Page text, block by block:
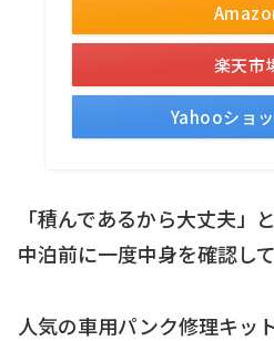
楽天市
Yahooショ
「積んであるから大丈夫」
中泊前に一度中身を確認し
人気の車用パンク修理キッ